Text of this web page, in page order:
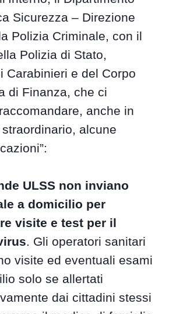
Sicurezza – Direzione
Polizia Criminale, con il
Polizia di Stato,
Carabinieri e del Corpo
di Finanza, che ci
anche in
alcune
ULSS non inviano
a domicilio per
visite e test per il
. Gli operatori sanitari
visite ed eventuali esami
solo se allertati
dai cittadini stessi